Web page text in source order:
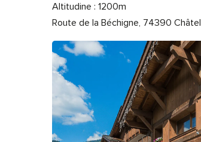
Altitudine : 1200m
Route de la Béchigne, 74390 Châtel